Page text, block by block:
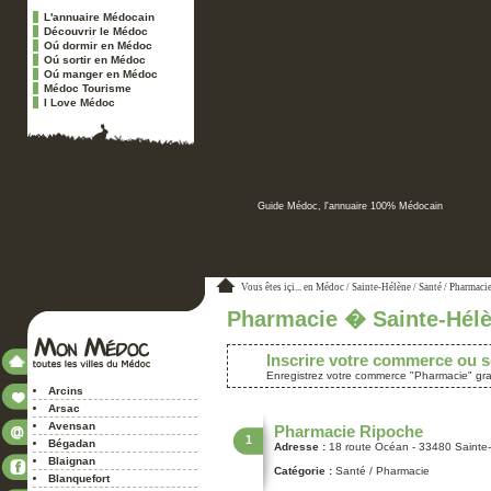
L'annuaire Médocain
Découvrir le Médoc
Oú dormir en Médoc
Oú sortir en Médoc
Oú manger en Médoc
Médoc Tourisme
I Love Médoc
Guide Médoc, l'annuaire 100% Médocain
Arcins
Arsac
Avensan
Bégadan
Blaignan
Blanquefort
Vous êtes içi... en Médoc / Sainte-Hélène / Santé / Pharmacie
Pharmacie � Sainte-
Inscrire votre commerce ou
Enregistrez votre commerce "Pharmacie"
1 Pharmacie Ripoche
Adresse : 18 route Océan - 33480
Catégorie : Santé / Pharmacie